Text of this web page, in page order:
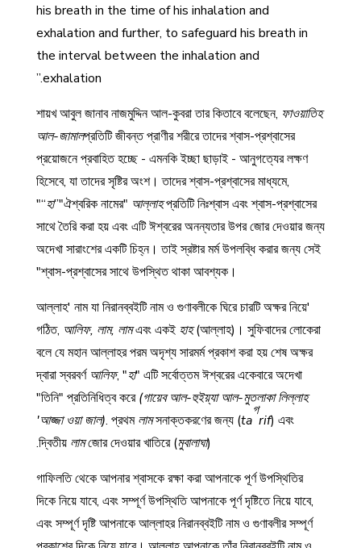
his breath in the time of his inhalation and
exhalation and further, to safeguard his breath in
the interval between the inhalation and
exhalation.”
শায়খ আবুল জানাব নাজমুদ্দিন আল-কুবরা তার কিতাবে বলেছেন, ফাওয়াতিহ
আল-জামালপ্রতিটি জীবন্ত প্রাণীর শরীরে তাদের শ্বাস-প্রশ্বাসের
প্রয়োজনে প্রবাহিত হচ্ছে - এমনকি ইচ্ছা ছাড়াই - আনুগত্যের লক্ষণ
হিসেবে, যা তাদের সৃষ্টির অংশ। তাদের শ্বাস-প্রশ্বাসের মাধ্যমে,
"“হা”"ঐশ্বরিক নামের" আল্লাহপ্রতিটি নিঃশ্বাস এবং শ্বাস-প্রশ্বাসের
সাথে তৈরি করা হয় এবং এটি ঈশ্বরের অনন্যতার উপর জোর দেওয়ার জন্য
অদেখা সারাংশের একটি চিহ্ন। তাই স্রষ্টার মর্ম উপলব্ধি করার জন্য সেই
শ্বাস-প্রশ্বাসের সাথে উপস্থিত থাকা আবশ্যক।"
'আল্লাহ' নাম যা নিরানব্বইটি নাম ও গুণাবলীকে ঘিরে চারটি অক্ষর নিয়ে
গঠিত, আলিফ, লাম, লামএবং একই হাহ(আল্লাহ)। সুফিবাদের লোকেরা
বলে যে মহান আল্লাহর পরম অদৃশ্য সারমর্ম প্রকাশ করা হয় শেষ অক্ষর
দ্বারা স্বরবর্ণ আলিফ, "হা" এটি সর্বোত্তম ঈশ্বরের একেবারে অদেখা
"তিনি" প্রতিনিধিত্ব করে(গায়েব আল-হুইয়্যা আল-মুতলাকা লিল্লাহ
'আজ্জা ওয়া জাল). প্রথমলামসনাক্তকরণের জন্য (ta
গ
rif) এবং
দ্বিতীয় লামজোর দেওয়ার খাতিরে (মুবালাঘা).
গাফিলতি থেকে আপনার শ্বাসকে রক্ষা করা আপনাকে পূর্ণ উপস্থিতির
দিকে নিয়ে যাবে, এবং সম্পূর্ণ উপস্থিতি আপনাকে পূর্ণ দৃষ্টিতে নিয়ে যাবে,
এবং সম্পূর্ণ দৃষ্টি আপনাকে আল্লাহর নিরানব্বইটি নাম ও গুণাবলীর সম্পূর্ণ